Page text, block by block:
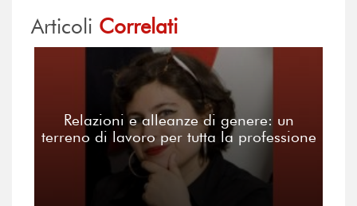
Articoli Correlati
Relazioni e alleanze di genere: un
terreno di lavoro per tutta la professione